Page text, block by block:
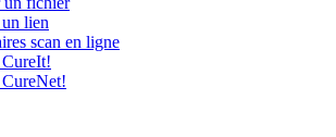
lien
scan en ligne